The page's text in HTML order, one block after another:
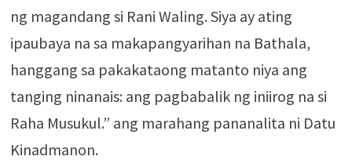
ng magandang si Rani Waling. Siya ay ating
ipaubaya na sa makapangyarihan na Bathala,
hanggang sa pakakataong matanto niya ang
tanging ninanais: ang pagbabalik ng iniirog na si
Raha Musukul.” ang marahang pananalita ni Datu
Kinadmanon.